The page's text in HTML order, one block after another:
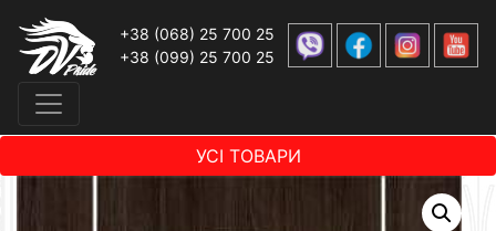
+38 (068) 25 700 25
+38 (099) 25 700 25
УСІ ТОВАРИ